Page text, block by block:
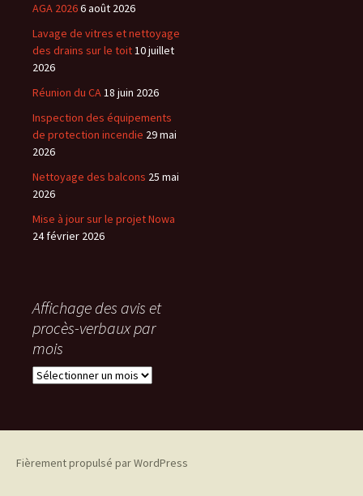
AGA 20266 août 2026
Lavage de vitres et nettoyage
des drains sur le toit10 juillet
2026
Réunion du CA18 juin 2026
Inspection des équipements
de protection incendie 29 mai
2026
Nettoyage des balcons 25 mai
2026
Mise à jour sur le projet Nowa
24 février 2026
Affichage des avis et
procès-verbaux par
mois
Affichage
verbaux
Fièrement propulsé par WordPress